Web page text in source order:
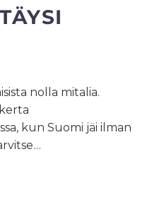
nolla mitalia.
kun Suomi jäi ilman